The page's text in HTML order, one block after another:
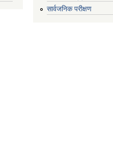
सार्वजनिक परीक्षण